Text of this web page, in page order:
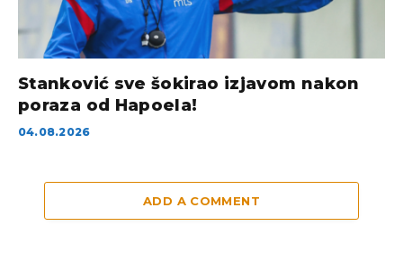
Stanković sve šokirao izjavom nakon
poraza od Hapoela!
04.08.2026
ADD A COMMENT